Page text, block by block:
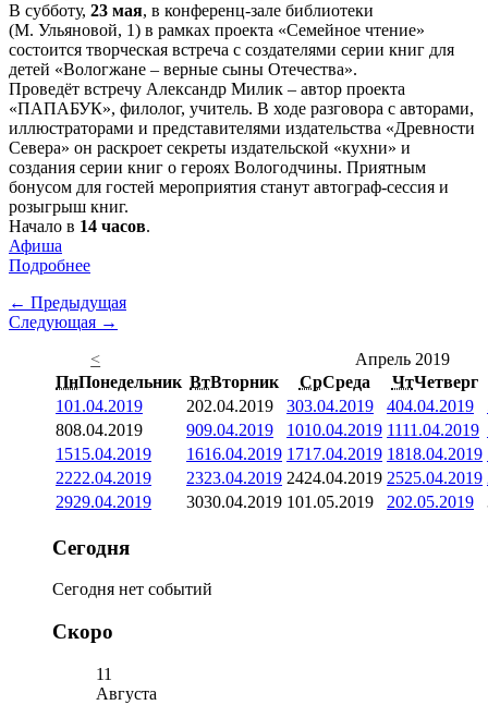
В субботу, 23 мая, в конференц-зале библиотеки
(М. Ульяновой, 1) в рамках проекта «Семейное чтение»
состоится творческая встреча с создателями серии книг для
детей «Вологжане – верные сыны Отечества».
Проведёт встречу Александр Милик – автор проекта
«ПАПАБУК», филолог, учитель. В ходе разговора с авторами,
иллюстраторами и представителями издательства «Древности
Севера» он раскроет секреты издательской «кухни» и
создания серии книг о героях Вологодчины. Приятным
бонусом для гостей мероприятия станут автограф-сессия и
розыгрыш книг.
Начало в 14 часов.
Афиша
Подробнее
← Предыдущая
Следующая →
<
Апрель 2019
ПнПонедельник ВтВторник СрСреда ЧтЧетверг
101.04.2019 202.04.2019 303.04.2019 404.04.2019
808.04.2019 909.04.2019 1010.04.2019 1111.04.2019
1515.04.2019 1616.04.2019 1717.04.2019 1818.04.2019
2222.04.2019 2323.04.2019 2424.04.2019 2525.04.2019
2929.04.2019 3030.04.2019 101.05.2019 202.05.2019
Сегодня
Сегодня нет событий
Скоро
11
Августа